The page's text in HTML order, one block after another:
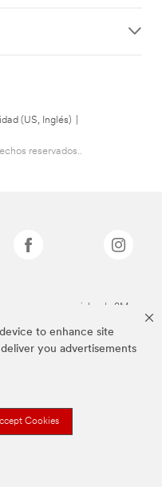
to enhance site
you advertisements
Cookies
(US, Inglés)
reservados..
marcas comerciales de 3M.